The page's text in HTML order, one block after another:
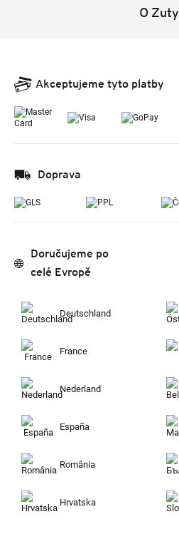
O Zuty
Akceptujeme tyto platby
Doprava
Doručujeme po
celé Evropě
Deutschland
France
Nederland
España
România
Hrvatska